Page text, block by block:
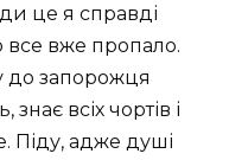
це я справді
все вже пропало.
до запорожця
всіх чортів і
Піду, адже душі